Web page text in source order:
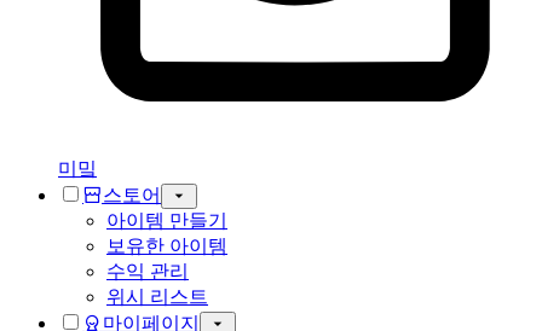
미밐
스토어
아이템 만들기
보유한 아이템
수익 관리
위시 리스트
마이페이지